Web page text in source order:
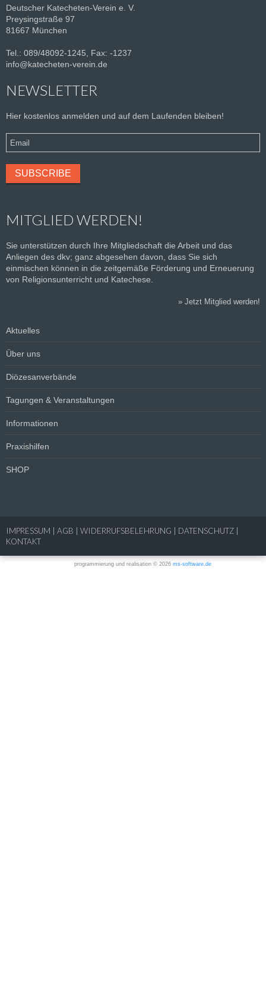
Deutscher Katecheten-Verein e. V.
Preysingstraße 97
81667 München
Tel.: 089/48092-1245, Fax: -1237
info@katecheten-verein.de
NEWSLETTER
Hier kostenlos anmelden und auf dem Laufenden bleiben!
MITGLIED WERDEN!
Sie unterstützen durch Ihre Mitgliedschaft die Arbeit und das
Anliegen des dkv; ganz abgesehen davon, dass Sie sich
einmischen können in die zeitgemäße Förderung und Erneuerung
von Religionsunterricht und Katechese.
» Jetzt Mitglied werden!
Aktuelles
Über uns
Diözesanverbände
Tagungen & Veranstaltungen
Informationen
Praxishilfen
SHOP
IMPRESSUM AGB WIDERRUFSBELEHRUNG DATENSCHUTZ
KONTAKT
programmierung und realisation © 2026 ms-software.de